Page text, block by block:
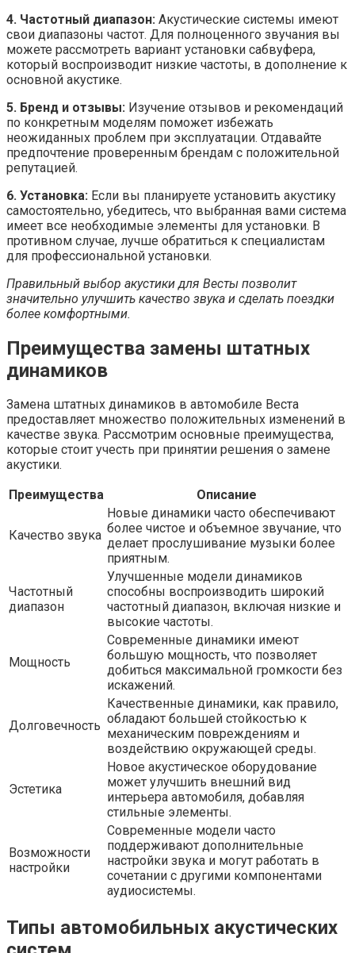
4. Частотный диапазон: Акустические системы имеют
свои диапазоны частот. Для полноценного звучания вы
можете рассмотреть вариант установки сабвуфера,
который воспроизводит низкие частоты, в дополнение к
основной акустике.
5. Бренд и отзывы: Изучение отзывов и рекомендаций
по конкретным моделям поможет избежать
неожиданных проблем при эксплуатации. Отдавайте
предпочтение проверенным брендам с положительной
репутацией.
6. Установка: Если вы планируете установить акустику
самостоятельно, убедитесь, что выбранная вами система
имеет все необходимые элементы для установки. В
противном случае, лучше обратиться к специалистам
для профессиональной установки.
Правильный выбор акустики для Весты позволит
значительно улучшить качество звука и сделать поездки
более комфортными.
Преимущества замены штатных
динамиков
Замена штатных динамиков в автомобиле Веста
предоставляет множество положительных изменений в
качестве звука. Рассмотрим основные преимущества,
которые стоит учесть при принятии решения о замене
акустики.
Преимущества
Описание
Качество звука
Новые динамики часто обеспечивают
более чистое и объемное звучание, что
делает прослушивание музыки более
приятным.
Частотный
диапазон
Улучшенные модели динамиков
способны воспроизводить широкий
частотный диапазон, включая низкие и
высокие частоты.
Мощность
Современные динамики имеют
большую мощность, что позволяет
добиться максимальной громкости без
искажений.
Долговечность
Качественные динамики, как правило,
обладают большей стойкостью к
механическим повреждениям и
воздействию окружающей среды.
Эстетика
Новое акустическое оборудование
может улучшить внешний вид
интерьера автомобиля, добавляя
стильные элементы.
Возможности
настройки
Современные модели часто
поддерживают дополнительные
настройки звука и могут работать в
сочетании с другими компонентами
аудиосистемы.
Типы автомобильных акустических